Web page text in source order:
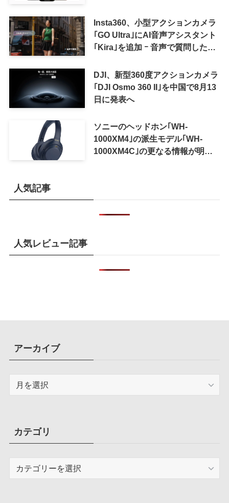
Insta360、小型アクションカメラ
｢GO Ultra｣にAI音声アシスタント
｢Kira｣を追加 ｰ 音声で質問した
可能に
DJI、新型360度アクションカメラ
｢DJI Osmo 360 II｣を中国で8月13
日に発表へ
ソニーのヘッドホン｢WH-
1000XM4｣の派生モデル｢WH-
1000XM4C｣の更なる情報が明ら
人気記事
人気レビュー記事
アーカイブ
ブカテゴリ